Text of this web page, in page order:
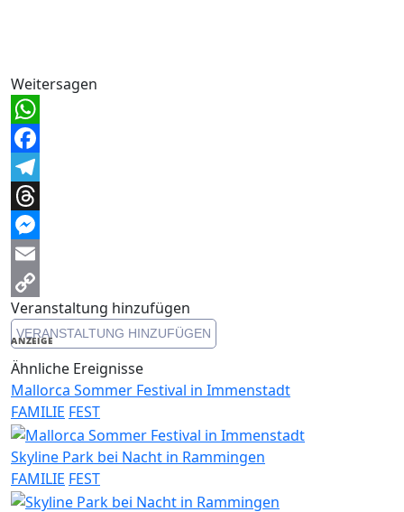
Weitersagen
WhatsApp
Facebook
Telegram
Threads
Messenger
Email
Copy
Link
Veranstaltung hinzufügen
VERANSTALTUNG HINZUFÜGEN
ANZEIGE
Ähnliche Ereignisse
Mallorca Sommer Festival in Immenstadt
FAMILIE FEST
Skyline Park bei Nacht in Rammingen
FAMILIE FEST